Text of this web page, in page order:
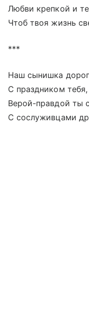
Любви крепкой и
Чтоб твоя жизнь
***
Наш сынишка
С праздником
Верой-правдой ты
С сослуживцами